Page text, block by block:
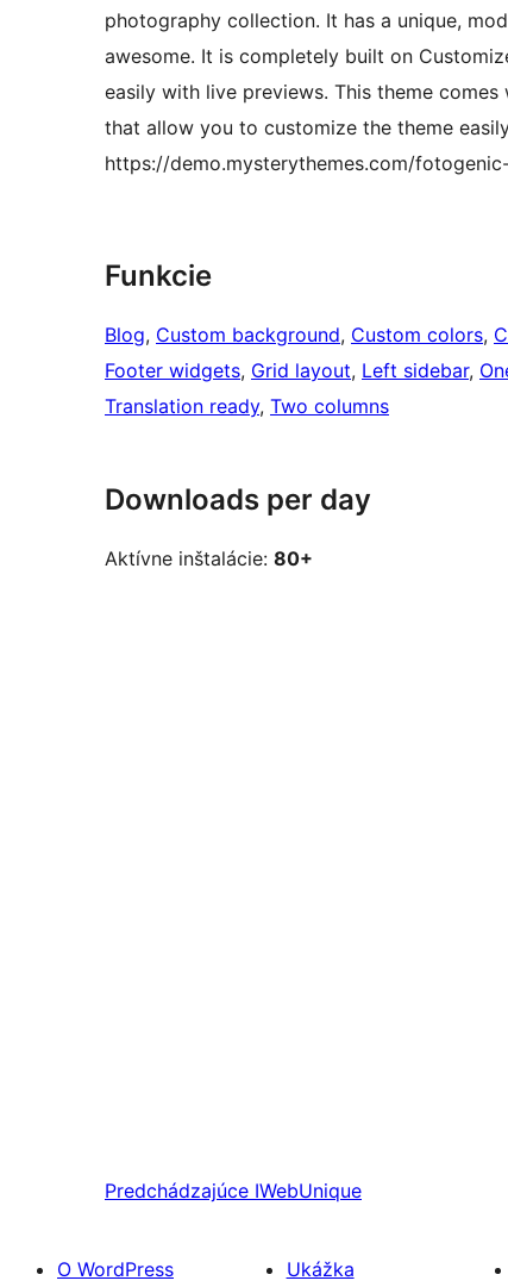
photography collection. It has a unique,
awesome. It is completely built on
easily with live previews. This theme
that allow you to customize the theme
https://demo.mysterythemes.com/
Funkcie
Blog, Custom background, Custom colors,
Footer widgets, Grid layout, Left sidebar,
Translation ready, Two columns
Downloads per day
Aktívne inštalácie: 80+
Predchádzajúce IWebUnique
O WordPress Ukážka